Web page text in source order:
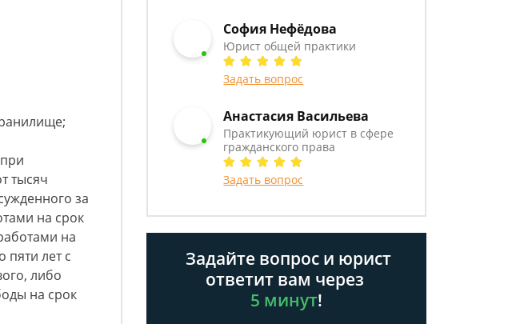
тысяч
за
на срок
на
пяти лет с
либо
на срок
София Нефёдова
Юрист общей практики
Задать вопрос
Анастасия Васильева
Практикующий юрист в сфере
гражданского права
Задать вопрос
Задайте вопрос и юрист
ответит вам через
5 минут!